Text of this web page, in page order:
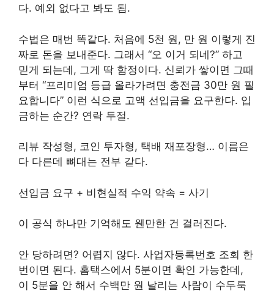
다. 예외 없다고 봐도 됨.
수법은 매번 똑같다. 처음에 5천 원, 만 원 이렇게 진
짜로 돈을 보내준다. 그래서 “오 이거 되네?” 하고
믿게 되는데, 그게 딱 함정이다. 신뢰가 쌓이면 그때
부터 “프리미엄 등급 올라가려면 충전금 30만 원 필
요합니다” 이런 식으로 고액 선입금을 요구한다. 입
금하는 순간? 연락 두절.
리뷰 작성형, 코인 투자형, 택배 재포장형… 이름은
다 다른데 뼈대는 전부 같다.
선입금 요구 + 비현실적 수익 약속 = 사기
이 공식 하나만 기억해도 웬만한 건 걸러진다.
안 당하려면? 어렵지 않다. 사업자등록번호 조회 한
번이면 된다. 홈택스에서 5분이면 확인 가능한데,
이 5분을 안 해서 수백만 원 날리는 사람이 수두룩